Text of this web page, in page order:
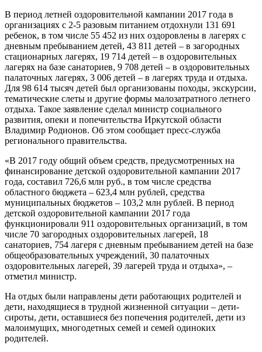
В период летней оздоровительной кампании 2017 года в
организациях с 2-5 разовым питанием отдохнули 131 691
ребенок, в том числе 55 452 из них оздоровлены в лагерях с
дневным пребыванием детей, 43 811 детей – в загородных
стационарных лагерях, 19 714 детей – в оздоровительных
лагерях на базе санаториев, 9 708 детей – в оздоровительных
палаточных лагерях, 3 006 детей – в лагерях труда и отдыха.
Для 98 614 тысяч детей был организованы походы, экскурсии,
тематические слеты и другие формы малозатратного летнего
отдыха. Такое заявление сделал министр социального
развития, опеки и попечительства Иркутской области
Владимир Родионов. Об этом сообщает пресс-служба
регионального правительства.
«В 2017 году общий объем средств, предусмотренных на
финансирование детской оздоровительной кампании 2017
года, составил 726,6 млн руб., в том числе средства
областного бюджета – 623,4 млн рублей, средства
муниципальных бюджетов – 103,2 млн рублей. В период
детской оздоровительной кампании 2017 года
функционировали 911 оздоровительных организаций, в том
числе 70 загородных оздоровительных лагерей, 18
санаториев, 754 лагеря с дневным пребыванием детей на базе
общеобразовательных учреждений, 30 палаточных
оздоровительных лагерей, 39 лагерей труда и отдыха», –
отметил министр.
На отдых были направлены дети работающих родителей и
дети, находящиеся в трудной жизненной ситуации – дети-
сироты, дети, оставшиеся без попечения родителей, дети из
малоимущих, многодетных семей и семей одиноких
родителей.